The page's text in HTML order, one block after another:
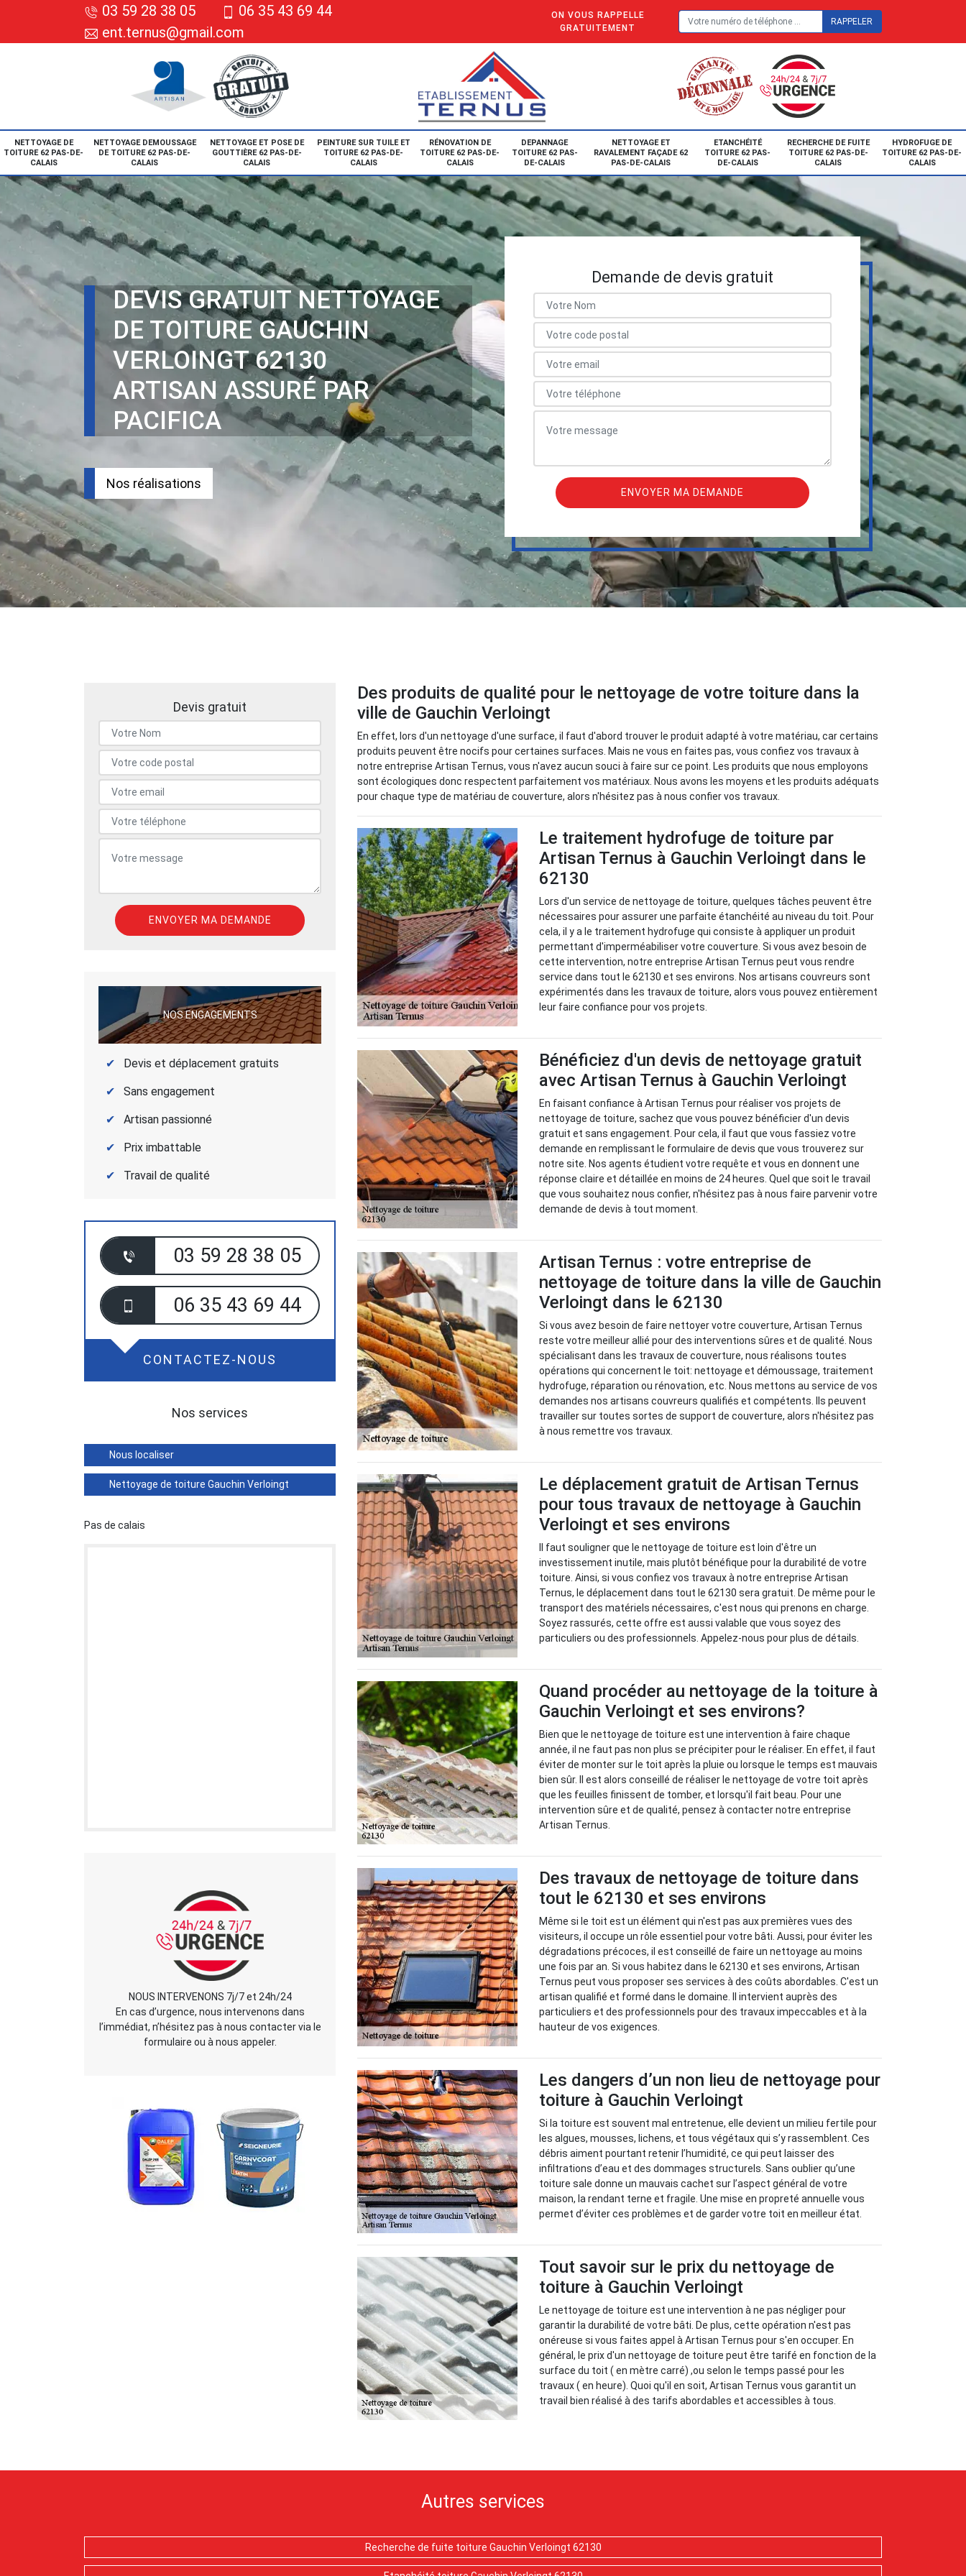
03 59 28 38 05
06 35 43 69 44
ent.ternus@gmail.com
ON VOUS RAPPELLE
GRATUITEMENT
NETTOYAGE DE
TOITURE 62 PAS-DE-
CALAIS
NETTOYAGE DEMOUSSAGE
DE TOITURE 62 PAS-DE-
CALAIS
NETTOYAGE ET POSE DE
GOUTTIÈRE 62 PAS-DE-
CALAIS
PEINTURE SUR TUILE ET
TOITURE 62 PAS-DE-
CALAIS
RÉNOVATION DE
TOITURE 62 PAS-DE-
CALAIS
DEPANNAGE
TOITURE 62 PAS-
DE-CALAIS
NETTOYAGE ET
RAVALEMENT FAÇADE 62
PAS-DE-CALAIS
ETANCHÉITÉ
TOITURE 62 PAS-
DE-CALAIS
RECHERCHE DE FUITE
TOITURE 62 PAS-DE-
CALAIS
HYDROFUGE DE
TOITURE 62 PAS-DE-
CALAIS
DEVIS GRATUIT NETTOYAGE
DE TOITURE GAUCHIN
VERLOINGT 62130
ARTISAN ASSURÉ PAR
PACIFICA
Nos réalisations
Demande de devis gratuit
Devis gratuit
NOS ENGAGEMENTS
Devis et déplacement gratuits
Sans engagement
Artisan passionné
Prix imbattable
Travail de qualité
03 59 28 38 05
06 35 43 69 44
CONTACTEZ-NOUS
Nos services
Nous localiser
Nettoyage de toiture Gauchin Verloingt
Pas de calais
NOUS INTERVENONS 7j/7 et 24h/24
En cas d’urgence, nous intervenons dans
l’immédiat, n’hésitez pas à nous contacter via le
formulaire ou à nous appeler.
Des produits de qualité pour le nettoyage de votre toiture dans la
ville de Gauchin Verloingt
En effet, lors d'un nettoyage d'une surface, il faut d'abord trouver le produit adapté à votre matériau, car certains
produits peuvent être nocifs pour certaines surfaces. Mais ne vous en faites pas, vous confiez vos travaux à
notre entreprise Artisan Ternus, vous n'avez aucun souci à faire sur ce point. Les produits que nous employons
sont écologiques donc respectent parfaitement vos matériaux. Nous avons les moyens et les produits adéquats
pour chaque type de matériau de couverture, alors n'hésitez pas à nous confier vos travaux.
Le traitement hydrofuge de toiture par
Artisan Ternus à Gauchin Verloingt dans le
62130
Lors d'un service de nettoyage de toiture, quelques tâches peuvent être
nécessaires pour assurer une parfaite étanchéité au niveau du toit. Pour
cela, il y a le traitement hydrofuge qui consiste à appliquer un produit
permettant d'imperméabiliser votre couverture. Si vous avez besoin de
cette intervention, notre entreprise Artisan Ternus peut vous rendre
service dans tout le 62130 et ses environs. Nos artisans couvreurs sont
expérimentés dans les travaux de toiture, alors vous pouvez entièrement
leur faire confiance pour vos projets.
Bénéficiez d'un devis de nettoyage gratuit
avec Artisan Ternus à Gauchin Verloingt
En faisant confiance à Artisan Ternus pour réaliser vos projets de
nettoyage de toiture, sachez que vous pouvez bénéficier d'un devis
gratuit et sans engagement. Pour cela, il faut que vous fassiez votre
demande en remplissant le formulaire de devis que vous trouverez sur
notre site. Nos agents étudient votre requête et vous en donnent une
réponse claire et détaillée en moins de 24 heures. Quel que soit le travail
que vous souhaitez nous confier, n'hésitez pas à nous faire parvenir votre
demande de devis à tout moment.
Artisan Ternus : votre entreprise de
nettoyage de toiture dans la ville de Gauchin
Verloingt dans le 62130
Si vous avez besoin de faire nettoyer votre couverture, Artisan Ternus
reste votre meilleur allié pour des interventions sûres et de qualité. Nous
spécialisant dans les travaux de couverture, nous réalisons toutes
opérations qui concernent le toit: nettoyage et démoussage, traitement
hydrofuge, réparation ou rénovation, etc. Nous mettons au service de vos
demandes nos artisans couvreurs qualifiés et compétents. Ils peuvent
travailler sur toutes sortes de support de couverture, alors n'hésitez pas
à nous remettre vos travaux.
Le déplacement gratuit de Artisan Ternus
pour tous travaux de nettoyage à Gauchin
Verloingt et ses environs
Il faut souligner que le nettoyage de toiture est loin d'être un
investissement inutile, mais plutôt bénéfique pour la durabilité de votre
toiture. Ainsi, si vous confiez vos travaux à notre entreprise Artisan
Ternus, le déplacement dans tout le 62130 sera gratuit. De même pour le
transport des matériels nécessaires, c'est nous qui prenons en charge.
Soyez rassurés, cette offre est aussi valable que vous soyez des
particuliers ou des professionnels. Appelez-nous pour plus de détails.
Quand procéder au nettoyage de la toiture à
Gauchin Verloingt et ses environs?
Bien que le nettoyage de toiture est une intervention à faire chaque
année, il ne faut pas non plus se précipiter pour le réaliser. En effet, il faut
éviter de monter sur le toit après la pluie ou lorsque le temps est mauvais
bien sûr. Il est alors conseillé de réaliser le nettoyage de votre toit après
que les feuilles finissent de tomber, et lorsqu'il fait beau. Pour une
intervention sûre et de qualité, pensez à contacter notre entreprise
Artisan Ternus.
Des travaux de nettoyage de toiture dans
tout le 62130 et ses environs
Même si le toit est un élément qui n'est pas aux premières vues des
visiteurs, il occupe un rôle essentiel pour votre bâti. Aussi, pour éviter les
dégradations précoces, il est conseillé de faire un nettoyage au moins
une fois par an. Si vous habitez dans le 62130 et ses environs, Artisan
Ternus peut vous proposer ses services à des coûts abordables. C'est un
artisan qualifié et formé dans le domaine. Il intervient auprès des
particuliers et des professionnels pour des travaux impeccables et à la
hauteur de vos exigences.
Les dangers d’un non lieu de nettoyage pour
toiture à Gauchin Verloingt
Si la toiture est souvent mal entretenue, elle devient un milieu fertile pour
les algues, mousses, lichens, et tous végétaux qui s’y rassemblent. Ces
débris aiment pourtant retenir l’humidité, ce qui peut laisser des
infiltrations d’eau et des dommages structurels. Sans oublier qu’une
toiture sale donne un mauvais cachet sur l’aspect général de votre
maison, la rendant terne et fragile. Une mise en propreté annuelle vous
permet d’éviter ces problèmes et de garder votre toit en meilleur état.
Tout savoir sur le prix du nettoyage de
toiture à Gauchin Verloingt
Le nettoyage de toiture est une intervention à ne pas négliger pour
garantir la durabilité de votre bâti. De plus, cette opération n'est pas
onéreuse si vous faites appel à Artisan Ternus pour s'en occuper. En
général, le prix d'un nettoyage de toiture peut être tarifé en fonction de la
surface du toit ( en mètre carré) ,ou selon le temps passé pour les
travaux ( en heure). Quoi qu'il en soit, Artisan Ternus vous garantit un
travail bien réalisé à des tarifs abordables et accessibles à tous.
Autres services
Recherche de fuite toiture Gauchin Verloingt 62130